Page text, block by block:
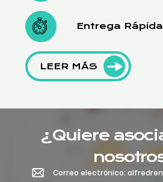
Entrega Rápida
LEER MÁS
¿Quiere
Correo electrónico: